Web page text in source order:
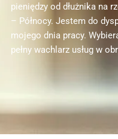
pieniędzy od dłużnika na
– Północy. Jestem do
mojego dnia pracy.
pełny wachlarz usług w